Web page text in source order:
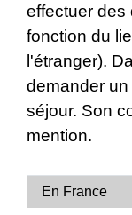
effectuer des
fonction du
l'étranger).
demander un
séjour. Son
mention.
En France